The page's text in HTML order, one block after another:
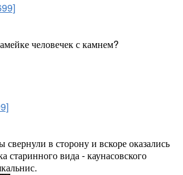
человечек с камнем?
в сторону и вскоре оказались
старинного вида - каунасовского